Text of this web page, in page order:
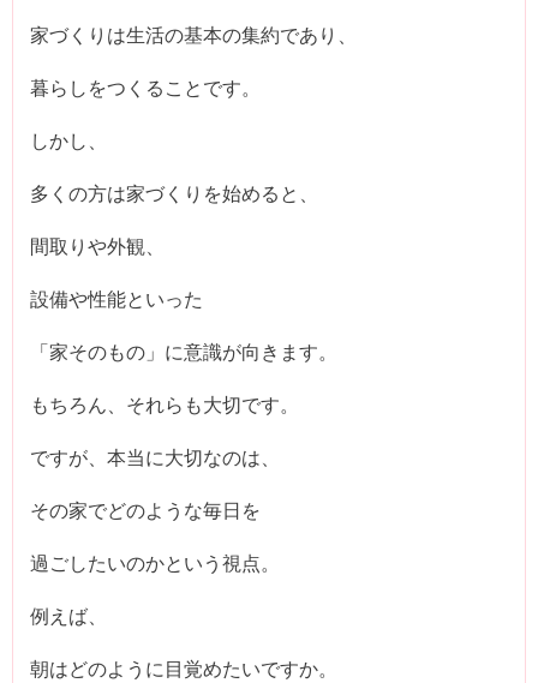
家づくりは生活の基本の集約であり、
暮らしをつくることです。
しかし、
多くの方は家づくりを始めると、
間取りや外観、
設備や性能といった
「家そのもの」に意識が向きます。
もちろん、それらも大切です。
ですが、本当に大切なのは、
その家でどのような毎日を
過ごしたいのかという視点。
例えば、
朝はどのように目覚めたいですか。